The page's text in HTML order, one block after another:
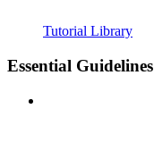
Tutorial Library
Essential Guidelines